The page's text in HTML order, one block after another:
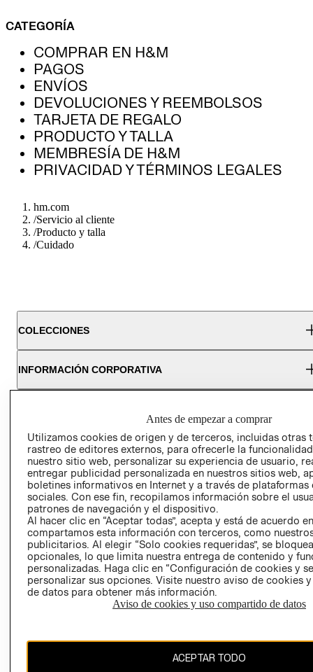
CATEGORÍA
COMPRAR EN H&M
PAGOS
ENVÍOS
DEVOLUCIONES Y REEMBOLSOS
TARJETA DE REGALO
PRODUCTO Y TALLA
MEMBRESÍA DE H&M
PRIVACIDAD Y TÉRMINOS LEGALES
hm.com
/Servicio al cliente
/Producto y talla
/Cuidado
COLECCIONES
INFORMACIÓN CORPORATIVA
CONVERTITE EN H&M MEMBER
Colecciones
MUJER
HOMBRE
NIÑOS
HOME
Información Corporativa
TRABAJAR EN
H&M
ACERCA DEL
GRUPO H&M
RESPONSABILIDAD
SOCIAL
RELACIÓN CON
INVERSIONISTAS
Ayuda
CONTACTO
SERVICIO AL
CLIENTE
MI CUENTA
NUESTRAS
TIENDAS
- RETIRO EN
TIENDA
Antes de empezar a comprar
Utilizamos cookies de origen y de terceros, incluidas otras
rastreo de editores externos, para ofrecerle la
nuestro sitio web, personalizar su experiencia de usuario,
entregar publicidad personalizada en nuestros sitios web,
boletines informativos en Internet y a través de plataformas
sociales. Con ese fin, recopilamos información sobre el
patrones de navegación y el dispositivo.
Al hacer clic en “Aceptar todas”, acepta y está de acuerdo
compartamos esta información con terceros, como
publicitarios. Al elegir “Solo cookies requeridas”, se
opcionales, lo que limita nuestra entrega de contenido y
personalizadas. Haga clic en “Configuración de cookies y
personalizar sus opciones. Visite nuestro aviso de cookies
de datos para obtener más información.
Aviso de cookies y uso compartido de datos
ACEPTAR TODO